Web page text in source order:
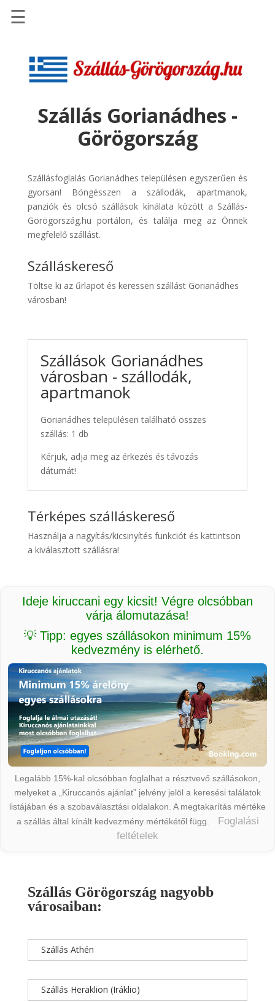
Szállások
Repülőjegy
pénzvisszatérítéssel
Discover
Cars
Transzfer
Kiwi
Taxi
☰
Szállás Gorianádhes -
Görögország
Szállásfoglalás Gorianádhes településen egyszerűen és
gyorsan! Böngésszen a szállodák, apartmanok,
panziók és olcsó szállások kínálata között a Szállás-
Görögország.hu portálon, és találja meg az Önnek
megfelelő szállást.
Szálláskereső
Töltse ki az űrlapot és keressen szállást Gorianádhes
városban!
Szállások Gorianádhes
városban - szállodák,
apartmanok
Gorianádhes településen található összes
szállás: 1 db
Kérjük, adja meg az érkezés és távozás
dátumát!
Térképes szálláskereső
Használja a nagyítás/kicsinyítés funkciót és kattintson
a kiválasztott szállásra!
Ideje kiruccani egy kicsit! Végre olcsóbban
várja álomutazása!
💡 Tipp: egyes szállásokon minimum 15%
kedvezmény is elérhető.
Legalább 15%-kal olcsóbban foglalhat a résztvevő szállásokon,
melyeket a „Kiruccanós ajánlat” jelvény jelöl a keresési találatok
listájában és a szobaválasztási oldalakon. A megtakarítás mértéke
a szállás által kínált kedvezmény mértékétől függ.
Foglalási
feltételek
Szállás Görögország nagyobb
városaiban:
Szállás Athén
Szállás Heraklion (Iráklio)